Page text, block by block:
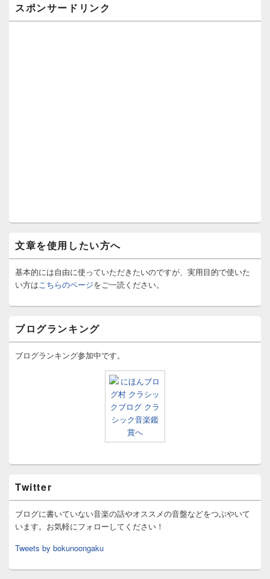
スポンサードリンク
文章を使用したい方へ
基本的には自由に使っていただきたいのですが、実用目的で使いた
い方はこちらのページをご一読ください。
ブログランキング
ブログランキング参加中です。
Twitter
ブログに書いていない音楽の話やオススメの音盤などをつぶやいて
います。お気軽にフォローしてください！
Tweets by bokunoongaku